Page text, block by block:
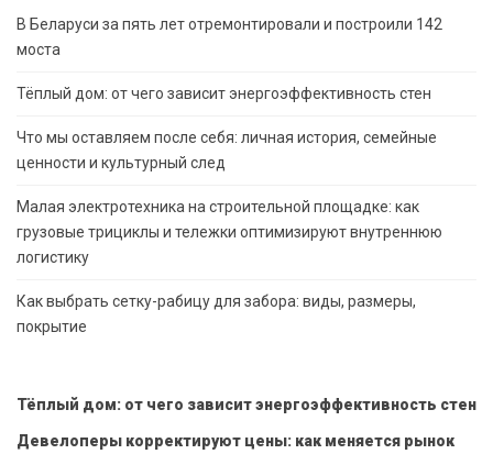
В Беларуси за пять лет отремонтировали и построили 142
моста
Тёплый дом: от чего зависит энергоэффективность стен
Что мы оставляем после себя: личная история, семейные
ценности и культурный след
Малая электротехника на строительной площадке: как
грузовые трициклы и тележки оптимизируют внутреннюю
логистику
Как выбрать сетку-рабицу для забора: виды, размеры,
покрытие
Тёплый дом: от чего зависит энергоэффективность стен
Девелоперы корректируют цены: как меняется рынок